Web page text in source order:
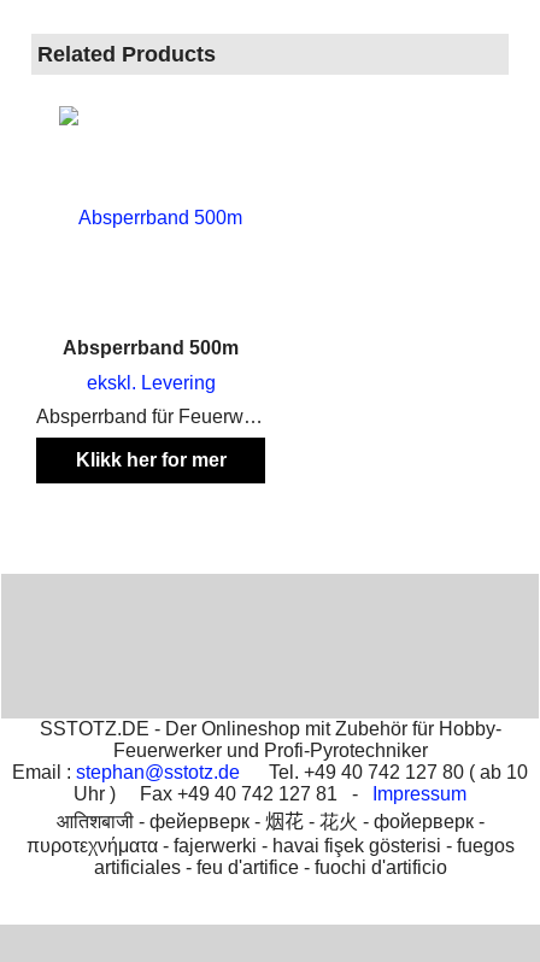
Related Products
Absperrband 500m
ekskl. Levering
Absperrband für Feuerwerk
Klikk her for mer
SSTOTZ.DE - Der Onlineshop mit Zubehör für Hobby-
Feuerwerker und Profi-Pyrotechniker
Email : stephan@sstotz.de Tel. +49 40 742 127 80 ( ab 10
Uhr ) Fax +49 40 742 127 81 -
Impressum
आतिशबाजी - фейерверк - 烟花 - 花火 - фойерверк -
πυροτεχνήματα - fajerwerki - havai fişek gösterisi - fuegos
artificiales - feu d'artifice - fuochi d'artificio